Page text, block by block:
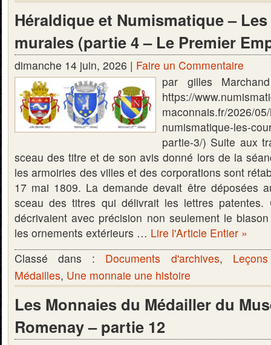
Héraldique et Numismatique –
murales (partie 4 – Le Premier
dimanche 14 juin, 2026 | Faire un Commentaire
par gilles
https://
maconnais.fr/2026/
numismatique-les-
partie-3/) Suite aux
sceau des titre et de son avis donné lors de la
les armoiries des villes et des corporations sont
17 mai 1809. La demande devait être déposées
sceau des titres qui délivrait les lettres patentes.
décrivaient avec précision non seulement le
les ornements extérieurs … Lire l'Article Entier »
Classé dans : Documents d'archives,
Médailles, Une monnaie une histoire
Les Monnaies du Médailler du
Romenay – partie 12